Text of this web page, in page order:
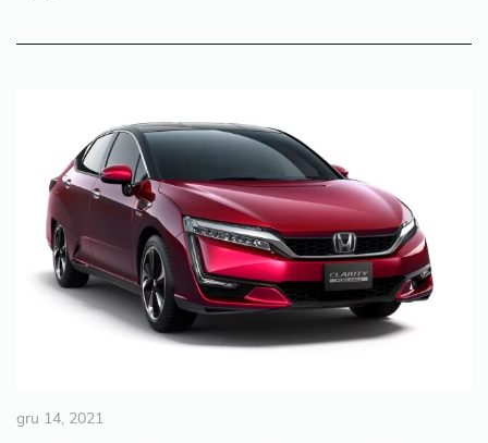
gru 14, 2021